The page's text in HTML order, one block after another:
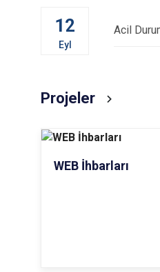
12
Eyl
Acil
Projeler
WEB İhbarları